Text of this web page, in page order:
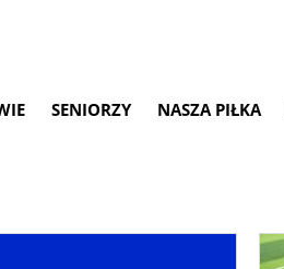
SENIORZY NASZA PIŁKA